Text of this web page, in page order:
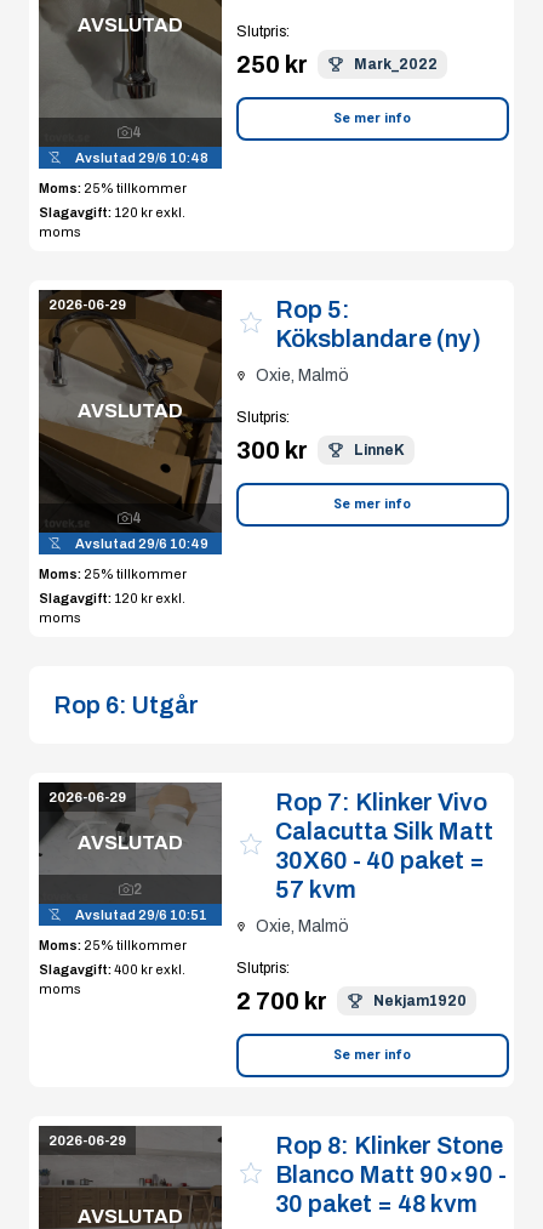
AVSLUTAD
4
Avslutad29/6 10:48
Moms: 25% tillkommer
Slagavgift: 120 kr exkl.
moms
Slutpris:
250 kr Mark_2022
Se mer info
2026-06-29
AVSLUTAD
4
Avslutad29/6 10:49
Moms: 25% tillkommer
Slagavgift: 120 kr exkl.
moms
Rop 5:
Köksblandare (ny)
Oxie, Malmö
Slutpris:
300 kr LinneK
Se mer info
Rop 6: Utgår
2026-06-29
AVSLUTAD
2
Avslutad29/6 10:51
Moms: 25% tillkommer
Slagavgift:400 kr exkl.
moms
Rop 7: Klinker Vivo
Calacutta Silk Matt
30X60 - 40 paket =
57 kvm
Oxie, Malmö
Slutpris:
2 700 kr Nekjam1920
Se mer info
2026-06-29
AVSLUTAD
Rop 8: Klinker Stone
Blanco Matt 90×90 -
30 paket = 48 kvm